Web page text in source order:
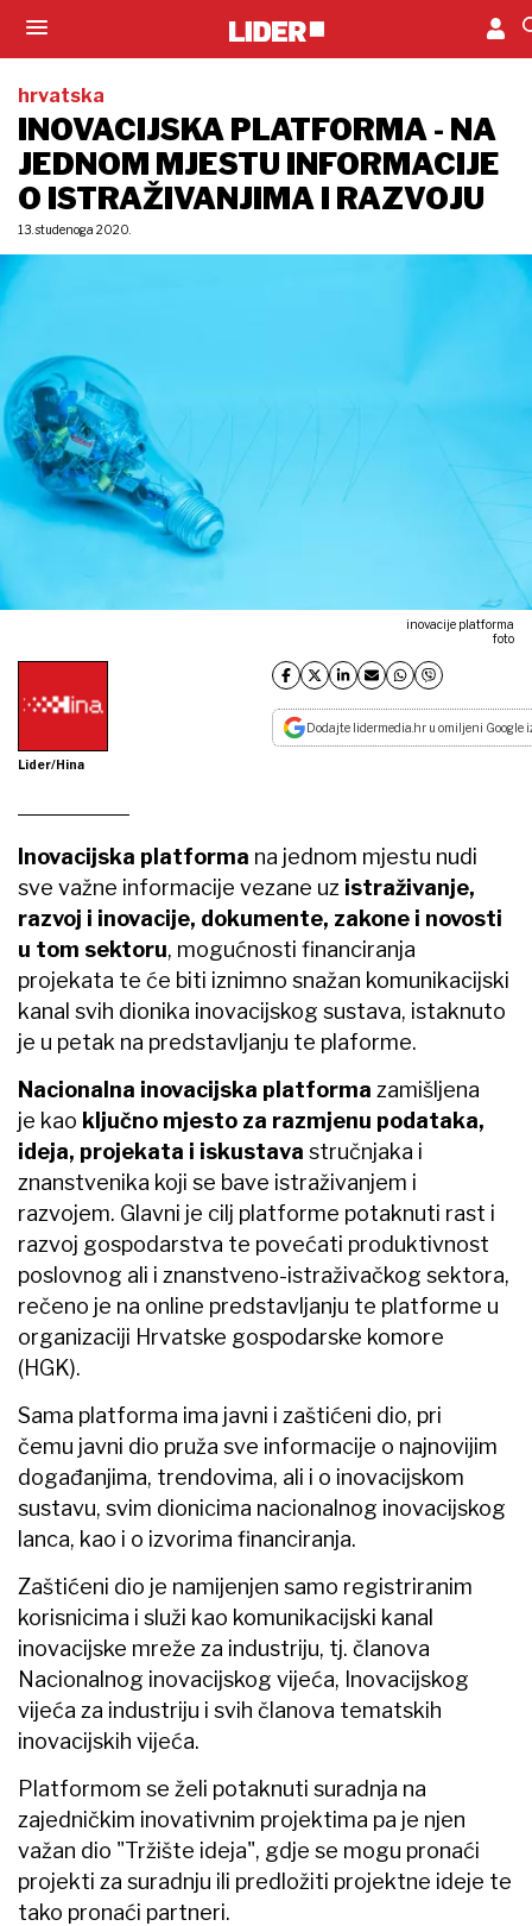
hrvatska
INOVACIJSKA PLATFORMA - NA
JEDNOM MJESTU INFORMACIJE
O ISTRAŽIVANJIMA I RAZVOJU
13. studenoga 2020.
inovacije platforma
foto
Lider/Hina
Dodajte lidermedia.hr u omiljeni Google
Inovacijska platforma na jednom mjestu nudi
sve važne informacije vezane uz istraživanje,
razvoj i inovacije, dokumente, zakone i novosti
u tom sektoru, mogućnosti financiranja
projekata te će biti iznimno snažan komunikacijski
kanal svih dionika inovacijskog sustava, istaknuto
je u petak na predstavljanju te plaforme.
Nacionalna inovacijska platforma zamišljena
je kao ključno mjesto za razmjenu podataka,
ideja, projekata i iskustava stručnjaka i
znanstvenika koji se bave istraživanjem i
razvojem. Glavni je cilj platforme potaknuti rast i
razvoj gospodarstva te povećati produktivnost
poslovnog ali i znanstveno-istraživačkog sektora,
rečeno je na online predstavljanju te platforme u
organizaciji Hrvatske gospodarske komore
(HGK).
Sama platforma ima javni i zaštićeni dio, pri
čemu javni dio pruža sve informacije o najnovijim
događanjima, trendovima, ali i o inovacijskom
sustavu, svim dionicima nacionalnog inovacijskog
lanca, kao i o izvorima financiranja.
Zaštićeni dio je namijenjen samo registriranim
korisnicima i služi kao komunikacijski kanal
inovacijske mreže za industriju, tj. članova
Nacionalnog inovacijskog vijeća, Inovacijskog
vijeća za industriju i svih članova tematskih
inovacijskih vijeća.
Platformom se želi potaknuti suradnja na
zajedničkim inovativnim projektima pa je njen
važan dio "Tržište ideja", gdje se mogu pronaći
projekti za suradnju ili predložiti projektne ideje te
tako pronaći partneri.